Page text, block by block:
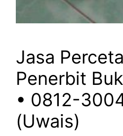
Jasa
Penerbit
• 0812-
(Uwais)